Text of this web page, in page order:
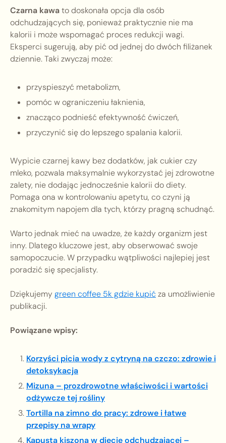
Czarna kawato doskonała opcja dla osób
odchudzających się, ponieważ praktycznie nie ma
kalorii i może wspomagać proces redukcji wagi.
Eksperci sugerują, aby pić od jednej do dwóch filiżanek
dziennie. Taki zwyczaj może:
przyspieszyć metabolizm,
pomóc w ograniczeniu łaknienia,
znacząco podnieść efektywność ćwiczeń,
przyczynić się do lepszego spalania kalorii.
Wypicie czarnej kawy bez dodatków, jak cukier czy
mleko, pozwala maksymalnie wykorzystać jej zdrowotne
zalety, nie dodając jednocześnie kalorii do diety.
Pomaga ona w kontrolowaniu apetytu, co czyni ją
znakomitym napojem dla tych, którzy pragną schudnąć.
Warto jednak mieć na uwadze, że każdy organizm jest
inny. Dlatego kluczowe jest, aby obserwować swoje
samopoczucie. W przypadku wątpliwości najlepiej jest
poradzić się specjalisty.
Dziękujemy green coffee 5k gdzie kupić za umożliwienie
publikacji.
Powiązane wpisy:
Korzyści picia wody z cytryną na czczo: zdrowie i
detoksykacja
Mizuna – prozdrowotne właściwości i wartości
odżywcze tej rośliny
Tortilla na zimno do pracy: zdrowe i łatwe
przepisy na wrapy
Kapusta kiszona w diecie odchudzającej –